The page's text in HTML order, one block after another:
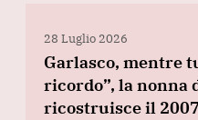
28 Luglio 2026
Garlasco, mentre
ricordo”, la nonna
ricostruisce il